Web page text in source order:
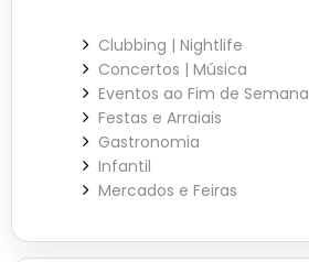
Clubbing | Nightlife
Concertos | Música
Eventos ao Fim de Semana
Festas e Arraiais
Gastronomia
Infantil
Mercados e Feiras